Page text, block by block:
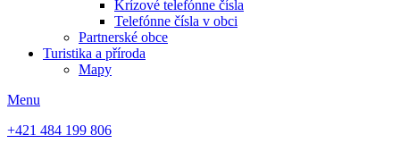
Krízové telefónne čísla
Telefónne čísla v obci
Partnerské obce
Turistika a příroda
Mapy
Menu
+421 484 199 806